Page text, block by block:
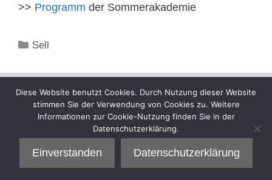
>> Programm der Sommerakademie
Kategorien
Sell
Diese Website benutzt Cookies. Durch Nutzung dieser Website
stimmen Sie der Verwendung von Cookies zu. Weitere
Informationen zur Cookie-Nutzung finden Sie in der
Datenschutzerklärung.
Einverstanden Datenschutzerklärung